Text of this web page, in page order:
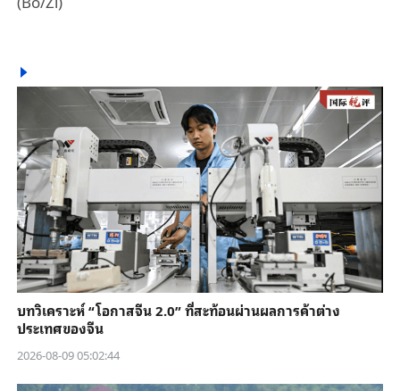
บทวิเคราะห์ “โอกาสจีน 2.0” ที่สะท้อนผ่านผลการค้าต่าง
ประเทศของจีน
2026-08-09 05:02:44